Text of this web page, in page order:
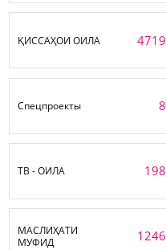
ҚИССАҲОИ ОИЛА 4719
Спецпроекты 8
ТВ - ОИЛА 198
МАСЛИҲАТИ
МУФИД
1246